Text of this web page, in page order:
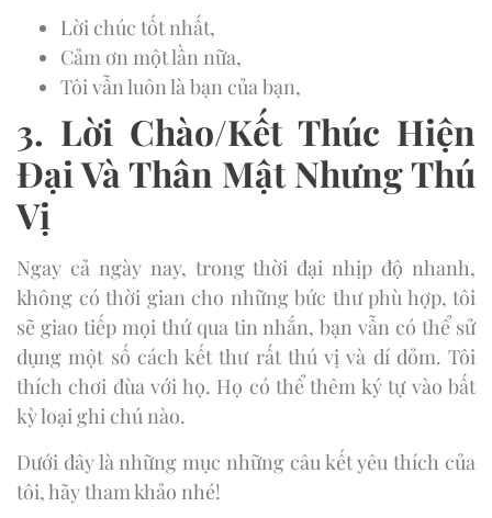
Lời chúc tốt nhất,
Cảm ơn một lần nữa,
Tôi vẫn luôn là bạn của bạn,
3. Lời Chào/Kết Thúc Hiện
Đại Và Thân Mật Nhưng Thú
Vị
Ngay cả ngày nay, trong thời đại nhịp độ nhanh,
không có thời gian cho những bức thư phù hợp, tôi
sẽ giao tiếp mọi thứ qua tin nhắn, bạn vẫn có thể sử
dụng một số cách kết thư rất thú vị và dí dỏm. Tôi
thích chơi đùa với họ. Họ có thể thêm ký tự vào bất
kỳ loại ghi chú nào.
Dưới đây là những mục những câu kết yêu thích của
tôi, hãy tham khảo nhé!